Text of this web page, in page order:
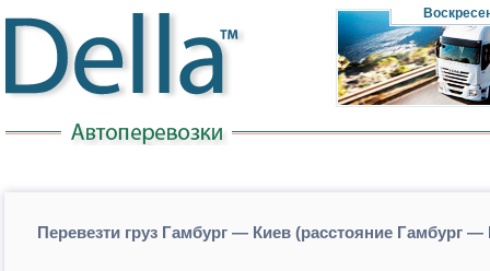
Перевезти груз Гамбург — Киев (расстояние Гамбург —